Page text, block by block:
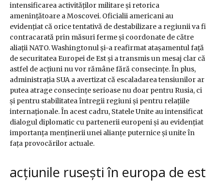
intensificarea activităților militare și retorica
amenințătoare a Moscovei. Oficialii americani au
evidențiat că orice tentativă de destabilizare a regiunii va fi
contracarată prin măsuri ferme și coordonate de către
aliații NATO. Washingtonul și-a reafirmat atașamentul față
de securitatea Europei de Est și a transmis un mesaj clar că
astfel de acțiuni nu vor rămâne fără consecințe. În plus,
administrația SUA a avertizat că escaladarea tensiunilor ar
putea atrage consecințe serioase nu doar pentru Rusia, ci
și pentru stabilitatea întregii regiuni și pentru relațiile
internaționale. În acest cadru, Statele Unite au intensificat
dialogul diplomatic cu partenerii europeni și au evidențiat
importanța menținerii unei alianțe puternice și unite în
fața provocărilor actuale.
acțiunile rusești în europa de est